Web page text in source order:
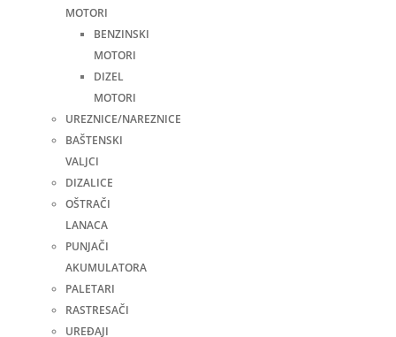
MOTORI
BENZINSKI
MOTORI
DIZEL
MOTORI
UREZNICE/NAREZNICE
BAŠTENSKI
VALJCI
DIZALICE
OŠTRAČI
LANACA
PUNJAČI
AKUMULATORA
PALETARI
RASTRESAČI
UREĐAJI